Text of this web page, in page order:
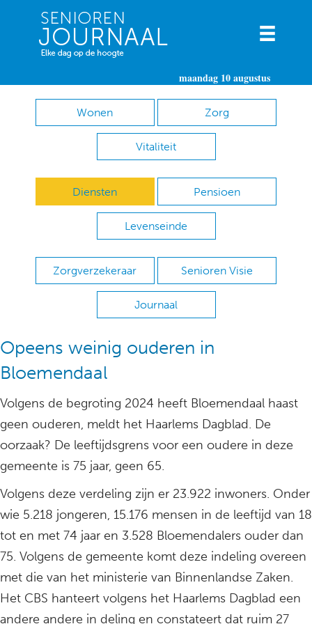
maandag 10 augustus
Wonen Zorg
Vitaliteit
Diensten Pensioen
Levenseinde
Zorgverzekeraar Senioren Visie
Journaal
Opeens weinig ouderen in
Bloemendaal
Volgens de begroting 2024 heeft Bloemendaal haast
geen ouderen, meldt het Haarlems Dagblad. De
oorzaak? De leeftijdsgrens voor een oudere in deze
gemeente is 75 jaar, geen 65.
Volgens deze verdeling zijn er 23.922 inwoners. Onder
wie 5.218 jongeren, 15.176 mensen in de leeftijd van 18
tot en met 74 jaar en 3.528 Bloemendalers ouder dan
75. Volgens de gemeente komt deze indeling overeen
met die van het ministerie van Binnenlandse Zaken.
Het CBS hanteert volgens het Haarlems Dagblad een
andere andere in deling en constateert dat ruim 27